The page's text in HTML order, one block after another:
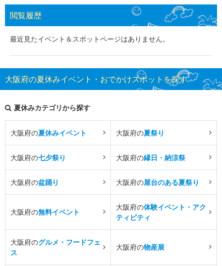
閲覧履歴
最近見たイベント＆スポットページはありません。
大阪府の夏休みイベント・おでかけスポットを探す
夏休みカテゴリから探す
大阪府の夏休みイベント 大阪府の夏祭り
大阪府の七夕祭り 大阪府の縁日・納涼祭
大阪府の盆踊り 大阪府の屋台のある夏祭り
大阪府の無料イベント
大阪府の体験イベント・アク
ティビティ
大阪府のグルメ・フードフェ
ス
大阪府の物産展